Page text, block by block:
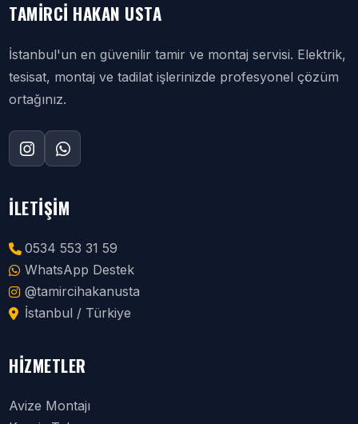
TAMIRCI HAKAN USTA
İstanbul'un en güvenilir tamir ve montaj servisi. Elektrik,
tesisat, montaj ve tadilat işlerinizde profesyonel çözüm
ortağınız.
İLETIŞIM
0534 553 31 59
WhatsApp Destek
@tamircihakanusta
İstanbul / Türkiye
HIZMETLER
Avize Montajı